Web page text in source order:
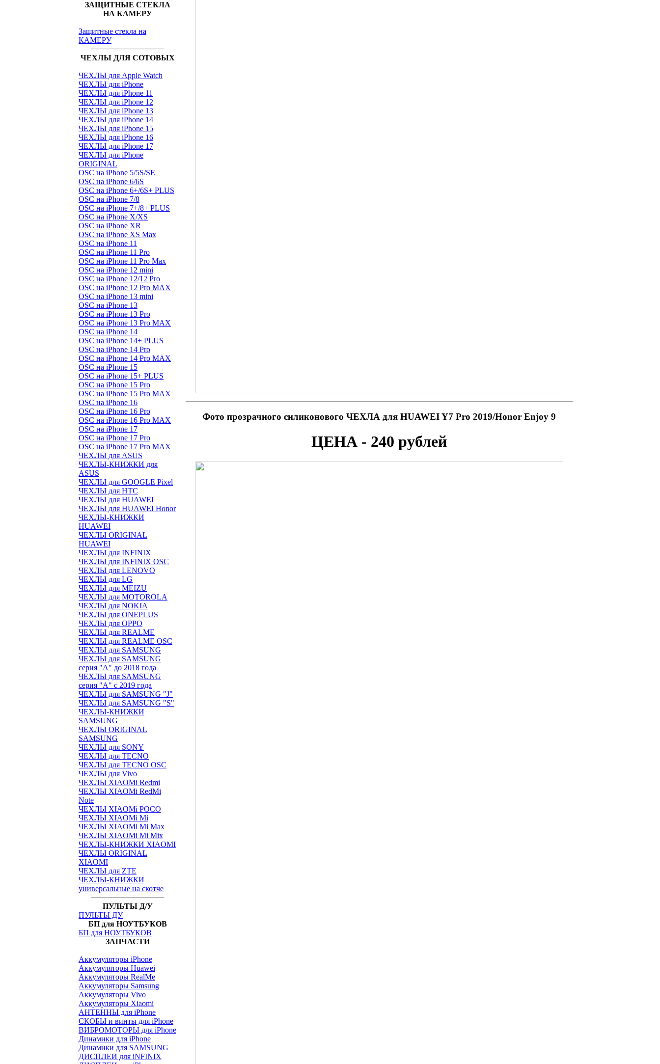
ЗАЩИТНЫЕ СТЕКЛА
НА КАМЕРУ
Защитные стекла на
КАМЕРУ
ЧЕХЛЫ ДЛЯ СОТОВЫХ
ЧЕХЛЫ для Apple Watch
ЧЕХЛЫ для iPhone
ЧЕХЛЫ для iPhone 11
ЧЕХЛЫ для iPhone 12
ЧЕХЛЫ для iPhone 13
ЧЕХЛЫ для iPhone 14
ЧЕХЛЫ для iPhone 15
ЧЕХЛЫ для iPhone 16
ЧЕХЛЫ для iPhone 17
ЧЕХЛЫ для iPhone
ORIGINAL
OSC на iPhone 5/5S/SE
OSC на iPhone 6/6S
OSC на iPhone 6+/6S+ PLUS
OSC на iPhone 7/8
OSC на iPhone 7+/8+ PLUS
OSC на iPhone X/XS
OSC на iPhone XR
OSC на iPhone XS Max
OSC на iPhone 11
OSC на iPhone 11 Pro
OSC на iPhone 11 Pro Max
OSC на iPhone 12 mini
OSC на iPhone 12/12 Pro
OSC на iPhone 12 Pro MAX
OSC на iPhone 13 mini
OSC на iPhone 13
OSC на iPhone 13 Pro
OSC на iPhone 13 Pro MAX
OSC на iPhone 14
OSC на iPhone 14+ PLUS
OSC на iPhone 14 Pro
OSC на iPhone 14 Pro MAX
OSC на iPhone 15
OSC на iPhone 15+ PLUS
OSC на iPhone 15 Pro
OSC на iPhone 15 Pro MAX
OSC на iPhone 16
OSC на iPhone 16 Pro
OSC на iPhone 16 Pro MAX
OSC на iPhone 17
OSC на iPhone 17 Pro
OSC на iPhone 17 Pro MAX
ЧЕХЛЫ для ASUS
ЧЕХЛЫ-КНИЖКИ для
ASUS
ЧЕХЛЫ для GOOGLE Pixel
ЧЕХЛЫ для HTC
ЧЕХЛЫ для HUAWEI
ЧЕХЛЫ для HUAWEI Honor
ЧЕХЛЫ-КНИЖКИ
HUAWEI
ЧЕХЛЫ ORIGINAL
HUAWEI
ЧЕХЛЫ для INFINIX
ЧЕХЛЫ для INFINIX OSC
ЧЕХЛЫ для LENOVO
ЧЕХЛЫ для LG
ЧЕХЛЫ для MEIZU
ЧЕХЛЫ для MOTOROLA
ЧЕХЛЫ для NOKIA
ЧЕХЛЫ для ONEPLUS
ЧЕХЛЫ для OPPO
ЧЕХЛЫ для REALME
ЧЕХЛЫ для REALME OSC
ЧЕХЛЫ для SAMSUNG
ЧЕХЛЫ для SAMSUNG
серия "A" до 2018 года
ЧЕХЛЫ для SAMSUNG
серия "A" с 2019 года
ЧЕХЛЫ для SAMSUNG "J"
ЧЕХЛЫ для SAMSUNG "S"
ЧЕХЛЫ-КНИЖКИ
SAMSUNG
ЧЕХЛЫ ORIGINAL
SAMSUNG
ЧЕХЛЫ для SONY
ЧЕХЛЫ для TECNO
ЧЕХЛЫ для TECNO OSC
ЧЕХЛЫ для Vivo
ЧЕХЛЫ XIAOMi Redmi
ЧЕХЛЫ XIAOMi RedMi
Note
ЧЕХЛЫ XIAOMi POCO
ЧЕХЛЫ XIAOMi Mi
ЧЕХЛЫ XIAOMi Mi Max
ЧЕХЛЫ XIAOMi Mi Mix
ЧЕХЛЫ-КНИЖКИ XIAOMI
ЧЕХЛЫ ORIGINAL
XIAOMI
ЧЕХЛЫ для ZTE
ЧЕХЛЫ-КНИЖКИ
универсальные на скотче
ПУЛЬТЫ Д/У
ПУЛЬТЫ ДУ
БП для НОУТБУКОВ
БП для НОУТБУКОВ
ЗАПЧАСТИ
Аккумуляторы iPhone
Аккумуляторы Huawei
Аккумуляторы RealMe
Аккумуляторы Samsung
Аккумуляторы Vivo
Аккумуляторы Xiaomi
АНТЕННЫ для iPhone
СКОБЫ и винты для iPhone
ВИБРОМОТОРЫ для iPhone
Динамики для iPhone
Динамики для SAMSUNG
ДИСПЛЕИ для iNFINIX
Фото прозрачного силиконового ЧЕХЛА для HUAWEI Y7 Pro 2019/Honor Enjoy 9
ЦЕНА - 240 рублей